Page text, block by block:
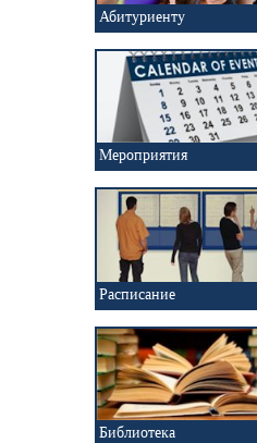
Абитуриенту
Мероприятия
Расписание
Библиотека